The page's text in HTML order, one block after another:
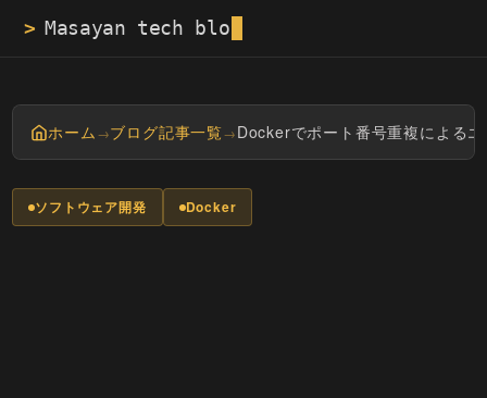
> Masayan
ホーム→ブログ記事一覧→Dockerでポート番号重複による
ソフトウェア開発 Docker